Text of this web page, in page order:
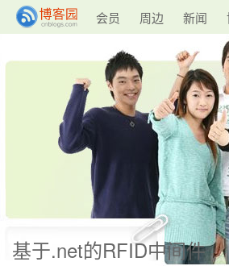
会员 周边 新闻
基于.net的RFID中间件